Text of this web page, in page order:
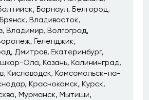
Барнаул Белгород
Брянск Владивосток
Владимир Волгоград
Геленджик
Дмитров Екатеринбург
Ола Казань Калининград
Кисловодск Комсомольск-на-
Краснокамск Курск
Мурманск Мытищи